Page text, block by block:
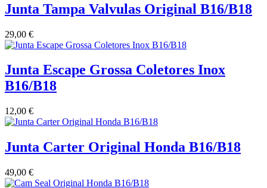
Junta Tampa Valvulas Original B16/B18
29,00 €
Junta Escape Grossa Coletores Inox
B16/B18
12,00 €
Junta Carter Original Honda B16/B18
49,00 €